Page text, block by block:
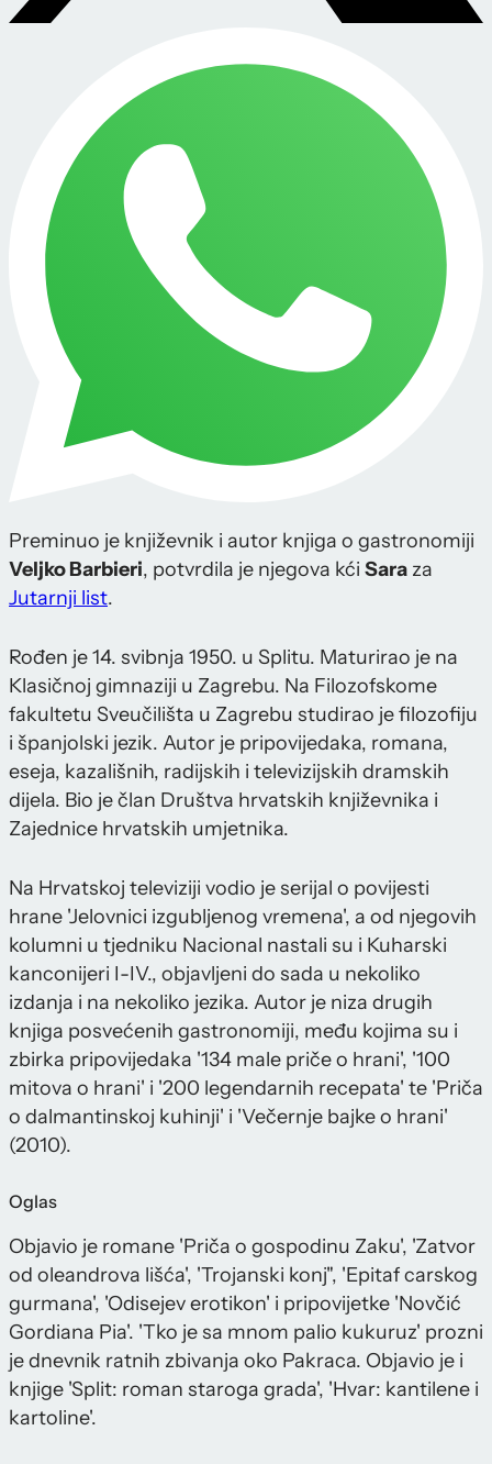
Preminuo je književnik i autor knjiga o gastronomiji
Veljko Barbieri, potvrdila je njegova kći Sara za
Jutarnji list.
Rođen je 14. svibnja 1950. u Splitu. Maturirao je na
Klasičnoj gimnaziji u Zagrebu. Na Filozofskome
fakultetu Sveučilišta u Zagrebu studirao je filozofiju
i španjolski jezik. Autor je pripovijedaka, romana,
eseja, kazališnih, radijskih i televizijskih dramskih
dijela. Bio je član Društva hrvatskih književnika i
Zajednice hrvatskih umjetnika.
Na Hrvatskoj televiziji vodio je serijal o povijesti
hrane 'Jelovnici izgubljenog vremena', a od njegovih
kolumni u tjedniku Nacional nastali su i Kuharski
kanconijeri I-IV., objavljeni do sada u nekoliko
izdanja i na nekoliko jezika. Autor je niza drugih
knjiga posvećenih gastronomiji, među kojima su i
zbirka pripovijedaka '134 male priče o hrani', '100
mitova o hrani' i '200 legendarnih recepata' te 'Priča
o dalmantinskoj kuhinji' i 'Večernje bajke o hrani'
(2010).
Oglas
Objavio je romane 'Priča o gospodinu Zaku', 'Zatvor
od oleandrova lišća', 'Trojanski konj", 'Epitaf carskog
gurmana', 'Odisejev erotikon' i pripovijetke 'Novčić
Gordiana Pia'. 'Tko je sa mnom palio kukuruz' prozni
je dnevnik ratnih zbivanja oko Pakraca. Objavio je i
knjige 'Split: roman staroga grada', 'Hvar: kantilene i
kartoline'.